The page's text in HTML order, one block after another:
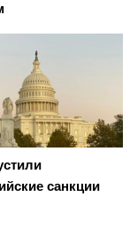
санкции